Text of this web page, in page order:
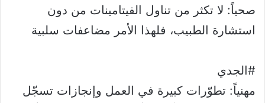
صحياً: لا تكثر من تناول الفيتامينات من دون
استشارة الطبيب، فلهذا الأمر مضاعفات سلبية
#الجدي
مهنياً: تطوّرات كبيرة في العمل وإنجازات تسجّل